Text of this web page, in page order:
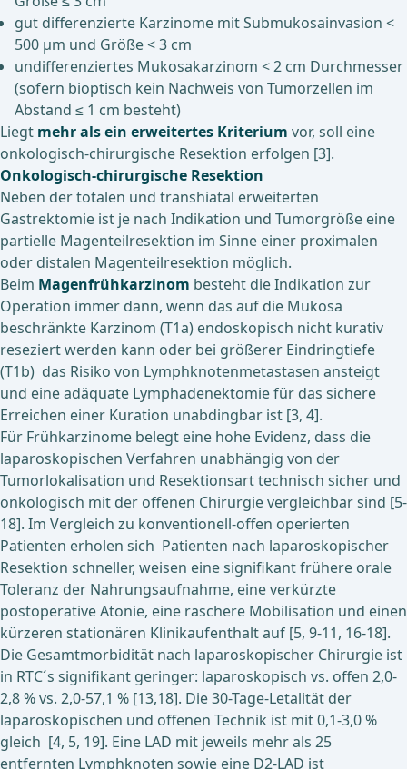
gut differenzierte Karzinome mit Submukosainvasion <
500 µm und Größe < 3 cm
undifferenziertes Mukosakarzinom < 2 cm Durchmesser
(sofern bioptisch kein Nachweis von Tumorzellen im
Abstand ≤ 1 cm besteht)
Liegt mehr als ein erweitertes Kriterium vor, soll eine
onkologisch-chirurgische Resektion erfolgen [3].
Onkologisch-chirurgische Resektion
Neben der totalen und transhiatal erweiterten
Gastrektomie ist je nach Indikation und Tumorgröße eine
partielle Magenteilresektion im Sinne einer proximalen
oder distalen Magenteilresektion möglich.
Beim Magenfrühkarzinom besteht die Indikation zur
Operation immer dann, wenn das auf die Mukosa
beschränkte Karzinom (T1a) endoskopisch nicht kurativ
reseziert werden kann oder bei größerer Eindringtiefe
(T1b) das Risiko von Lymphknotenmetastasen ansteigt
und eine adäquate Lymphadenektomie für das sichere
Erreichen einer Kuration unabdingbar ist [3, 4].
Für Frühkarzinome belegt eine hohe Evidenz, dass die
laparoskopischen Verfahren unabhängig von der
Tumorlokalisation und Resektionsart technisch sicher und
onkologisch mit der offenen Chirurgie vergleichbar sind [5-
18]. Im Vergleich zu konventionell-offen operierten
Patienten erholen sich Patienten nach laparoskopischer
Resektion schneller, weisen eine signifikant frühere orale
Toleranz der Nahrungsaufnahme, eine verkürzte
postoperative Atonie, eine raschere Mobilisation und einen
kürzeren stationären Klinikaufenthalt auf [5, 9-11, 16-18].
Die Gesamtmorbidität nach laparoskopischer Chirurgie ist
in RTC´s signifikant geringer: laparoskopisch vs. offen 2,0-
2,8 % vs. 2,0-57,1 % [13,18]. Die 30-Tage-Letalität der
laparoskopischen und offenen Technik ist mit 0,1-3,0 %
gleich [4, 5, 19]. Eine LAD mit jeweils mehr als 25
entfernten Lymphknoten sowie eine D2-LAD ist